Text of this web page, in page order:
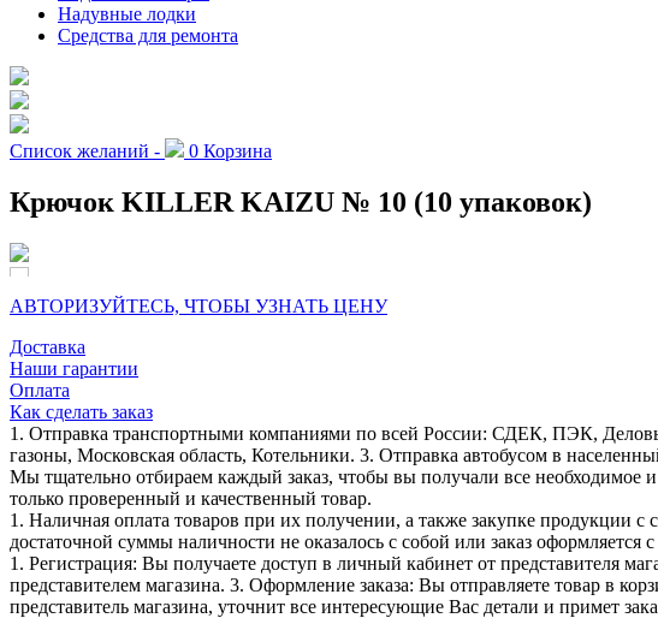
Надувные лодки
Средства для ремонта
Список желаний - 0 Корзина
Крючок KILLER KAIZU № 10 (10 упаковок)
АВТОРИЗУЙТЕСЬ, ЧТОБЫ УЗНАТЬ ЦЕНУ
Доставка
Наши гарантии
Оплата
Как сделать заказ
1. Отправка транспортными компаниями по всей России: СДЕК, ПЭК,
газоны, Московская область, Котельники. 3. Отправка автобусом в
Мы тщательно отбираем каждый заказ, чтобы вы получали все
только проверенный и качественный товар.
1. Наличная оплата товаров при их получении, а также закупке продукции
достаточной суммы наличности не оказалось с собой или заказ оформляется
1. Регистрация: Вы получаете доступ в личный кабинет от представителя
представителем магазина. 3. Оформление заказа: Вы отправляете товар в
представитель магазина, уточнит все интересующие Вас детали и примет